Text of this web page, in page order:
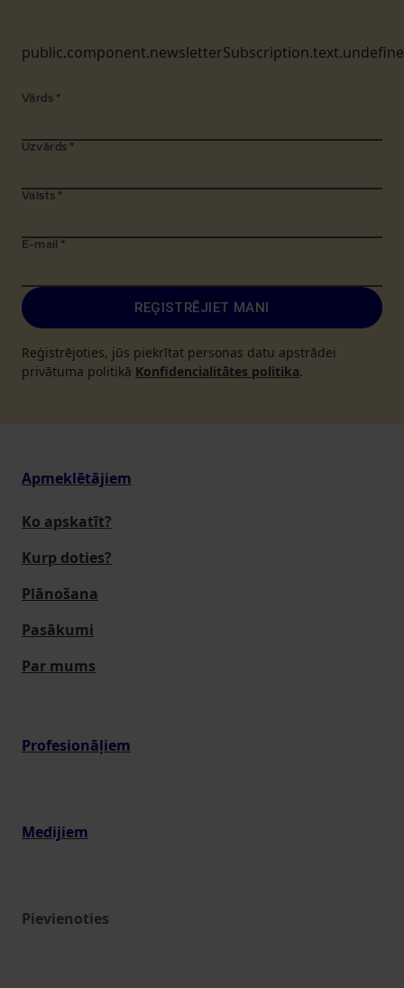
Vārds *
Uzvārds *
Valsts *
E-mail *
REĢISTRĒJIET MANI
Reģistrējoties, jūs piekrītat personas datu apstrādei
privātuma politikā Konfidencialitātes politika.
Apmeklētājiem
Ko apskatīt?
Kurp doties?
Plānošana
Pasākumi
Par mums
Profesionāļiem
Medijiem
Pievienoties